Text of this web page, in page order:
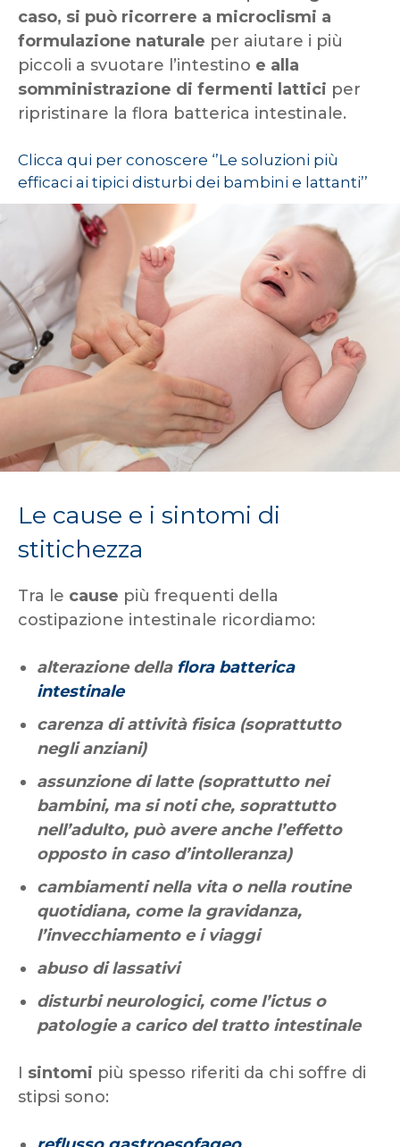
caso, si può ricorrere a microclismi a
formulazione naturale per aiutare i più
piccoli a svuotare l’intestino e alla
somministrazione di fermenti lattici per
ripristinare la flora batterica intestinale.
Clicca qui per conoscere ‘’Le soluzioni più
efficaci ai tipici disturbi dei bambini e lattanti’’
Le cause e i sintomi di
stitichezza
Tra le cause più frequenti della
costipazione intestinale ricordiamo:
alterazione della flora batterica
intestinale
carenza di attività fisica (soprattutto
negli anziani)
assunzione di latte (soprattutto nei
bambini, ma si noti che, soprattutto
nell’adulto, può avere anche l’effetto
opposto in caso d’intolleranza)
cambiamenti nella vita o nella routine
quotidiana, come la gravidanza,
l’invecchiamento e i viaggi
abuso di lassativi
disturbi neurologici, come l’ictus o
patologie a carico del tratto intestinale
I sintomi più spesso riferiti da chi soffre di
stipsi sono: